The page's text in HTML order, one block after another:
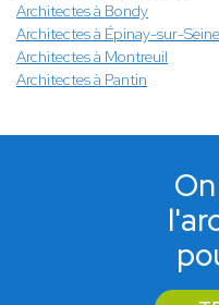
Architectes à Bondy
Architectes à Épinay-sur-Seine
Architectes à Montreuil
Architectes à Pantin